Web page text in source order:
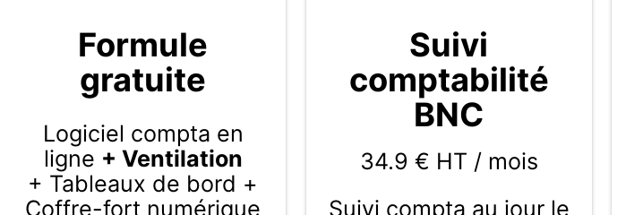
Formule
gratuite
Logiciel compta en
ligne + Ventilation
+ Tableaux de bord +
Coffre-fort numérique
Suivi
comptabilité
BNC
34.9 € HT / mois
Suivi compta au jour le